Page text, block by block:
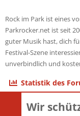
Rock im Park ist eines
Parkrocker.net ist seit
guter Musik hast, dich
Festival-Szene
unverbindlich und
Statistik des
ThemenWir